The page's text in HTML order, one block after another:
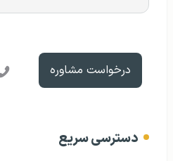
درخواست مشاوره
دسترسی سریع